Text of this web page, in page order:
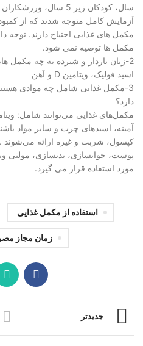
سال، کودکان زیر 5
آزمایش کامل متوجه شدند که از
مکمل های غذایی احتیاج دارند.
مکمل ها توصیه نمی شود.
2-زنان باردار و شیرده به چه مکمل هایی احتیاج دارند؟
اسید فولیک، ویتامین D و آهن
3-مکمل غذایی شامل چه موادی
دارد؟
مکمل‌های غذایی می‌توانند شامل:
آمینه، اسیدهای چرب و سایر مواد
کپسول، شربت و غیره ارائه می‌شوند
پوست، جوانسازی، بدنسازی، مولتی
مورد استفاده قرار می گیرد.
استفاده از مکمل غذایی
زمان مجاز
جدیدتر